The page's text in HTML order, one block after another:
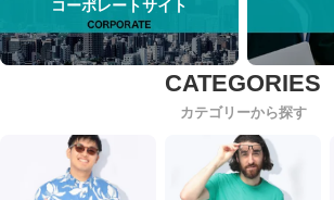
コーポレートサイト
カテゴリーから探す